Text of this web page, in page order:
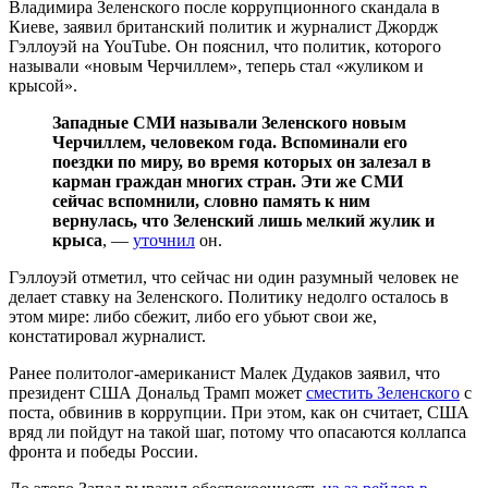
Владимира Зеленского после коррупционного скандала в
Киеве, заявил британский политик и журналист Джордж
Гэллоуэй на YouTube. Он пояснил, что политик, которого
называли «новым Черчиллем», теперь стал «жуликом и
крысой».
Западные СМИ называли Зеленского новым
Черчиллем, человеком года. Вспоминали его
поездки по миру, во время которых он залезал в
карман граждан многих стран. Эти же СМИ
сейчас вспомнили, словно память к ним
вернулась, что Зеленский лишь мелкий жулик и
крыса, — уточнил он.
Гэллоуэй отметил, что сейчас ни один разумный человек не
делает ставку на Зеленского. Политику недолго осталось в
этом мире: либо сбежит, либо его убьют свои же,
констатировал журналист.
Ранее политолог-американист Малек Дудаков заявил, что
президент США Дональд Трамп может сместить Зеленского с
поста, обвинив в коррупции. При этом, как он считает, США
вряд ли пойдут на такой шаг, потому что опасаются коллапса
фронта и победы России.